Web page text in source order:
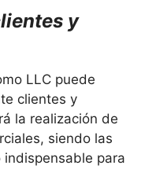
y
LLC puede
clientes y
la realización de
siendo las
indispensable para